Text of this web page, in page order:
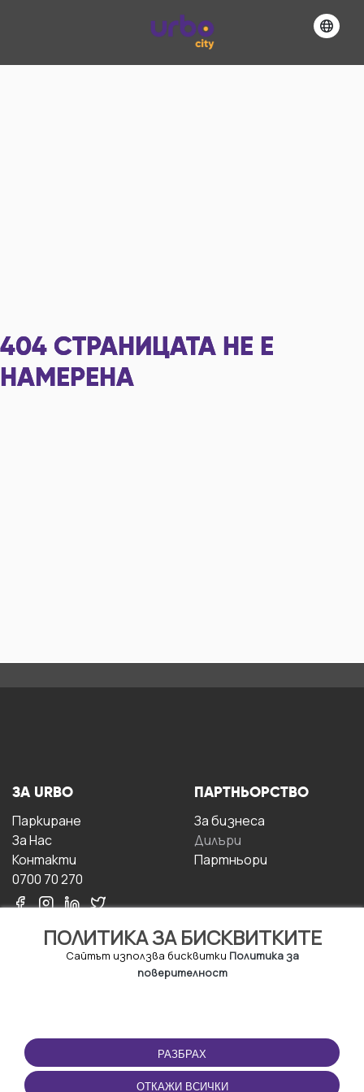
404 СТРАНИЦАТА НЕ Е
НАМЕРЕНА
ПОЛИТИКА ЗА БИСКВИТКИТЕ
Сайтът използва бисквитки Политика за
поверителност
РАЗБРАХ
ОТКАЖИ ВСИЧКИ
ЗА URBO
Паркиране
За Hас
Контакти
0700 70 270
ПАРТНЬОРСТВО
За бизнесa
Дилъри
Партньори
ПОЛЗВАНЕ
Правила и условия за
ползване
ПРИЛОЖЕНИЕТО